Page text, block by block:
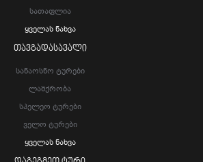
Სათაფლია
Ყველას Ნახვა
ᲗᲐᲕᲒᲐᲓᲐᲡᲐᲕᲐᲚᲘ
Სანაოსნო Ტურები
Ლაშქრობა
Სპელეო Ტურები
Ველო Ტურები
Ყველას Ნახვა